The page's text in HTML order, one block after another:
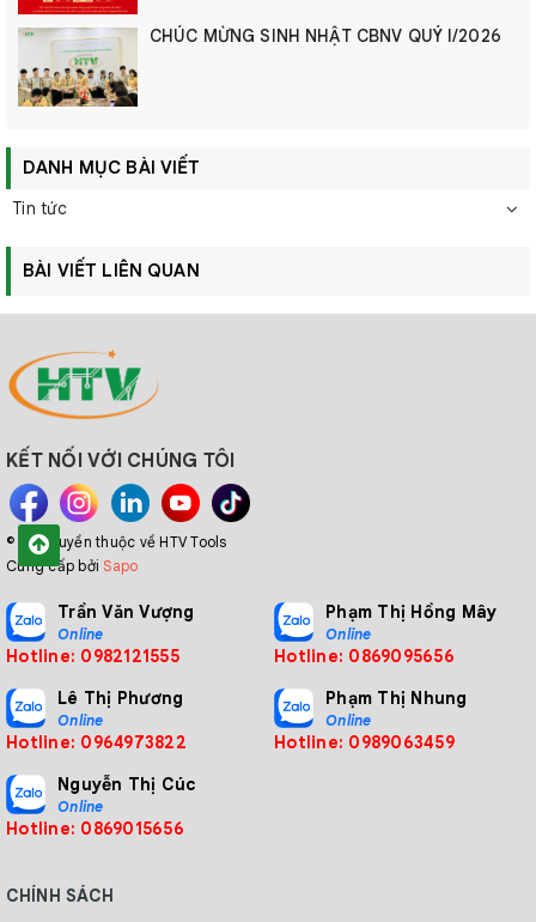
CHÚC MỪNG SINH NHẬT CBNV QUÝ I/2026
DANH MỤC BÀI VIẾT
Tin tức
BÀI VIẾT LIÊN QUAN
KẾT NỐI VỚI CHÚNG TÔI
© Bản quyền thuộc về HTV Tools
Cung cấp bởiSapo
Trần Văn Vượng
Online
Hotline: 0982121555
Phạm Thị Hồng Mây
Online
Hotline: 0869095656
Lê Thị Phương
Online
Hotline: 0964973822
Phạm Thị Nhung
Online
Hotline: 0989063459
Nguyễn Thị Cúc
Online
Hotline: 0869015656
CHÍNH SÁCH